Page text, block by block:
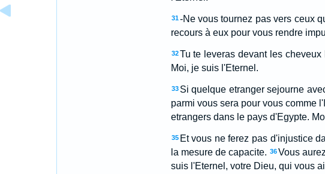
31 -Ne vous tournez pas vers ceux
recours à eux pour vous rendre
32 Tu te leveras devant les
Moi, je suis l'Eternel.
33 Si quelque etranger sejourne
parmi vous sera pour vous comme
etrangers dans le pays d'Egypte.
35 Et vous ne ferez pas d'injustice
la mesure de capacite. 36Vous
suis l'Eternel, votre Dieu, qui vous